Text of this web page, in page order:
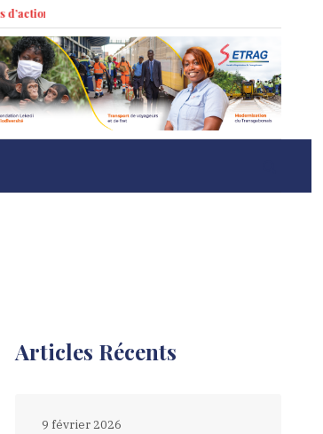
Marché immobilier à Libreville : tendances récentes et
Articles Récents
9 février 2026